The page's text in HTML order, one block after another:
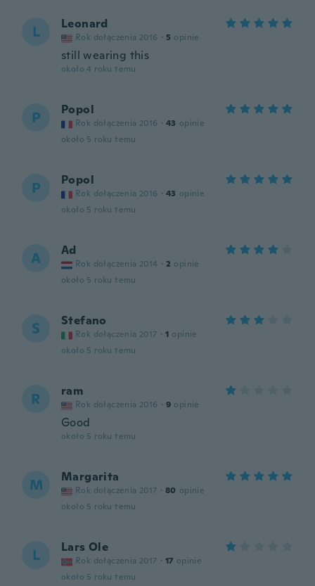
L Leonard
Rok dołączenia 2016 · 5 opinie
still wearing this
około 4 roku temu
P Popol
Rok dołączenia 2016 · 43 opinie
około 5 roku temu
P Popol
Rok dołączenia 2016 · 43 opinie
około 5 roku temu
A Ad
Rok dołączenia 2014 · 2 opinie
około 5 roku temu
S Stefano
Rok dołączenia 2017 · 1 opinie
około 5 roku temu
R ram
Rok dołączenia 2016 · 9 opinie
Good
około 5 roku temu
M Margarita
Rok dołączenia 2017 · 80 opinie
około 5 roku temu
L Lars Ole
Rok dołączenia 2017 · 17 opinie
około 5 roku temu